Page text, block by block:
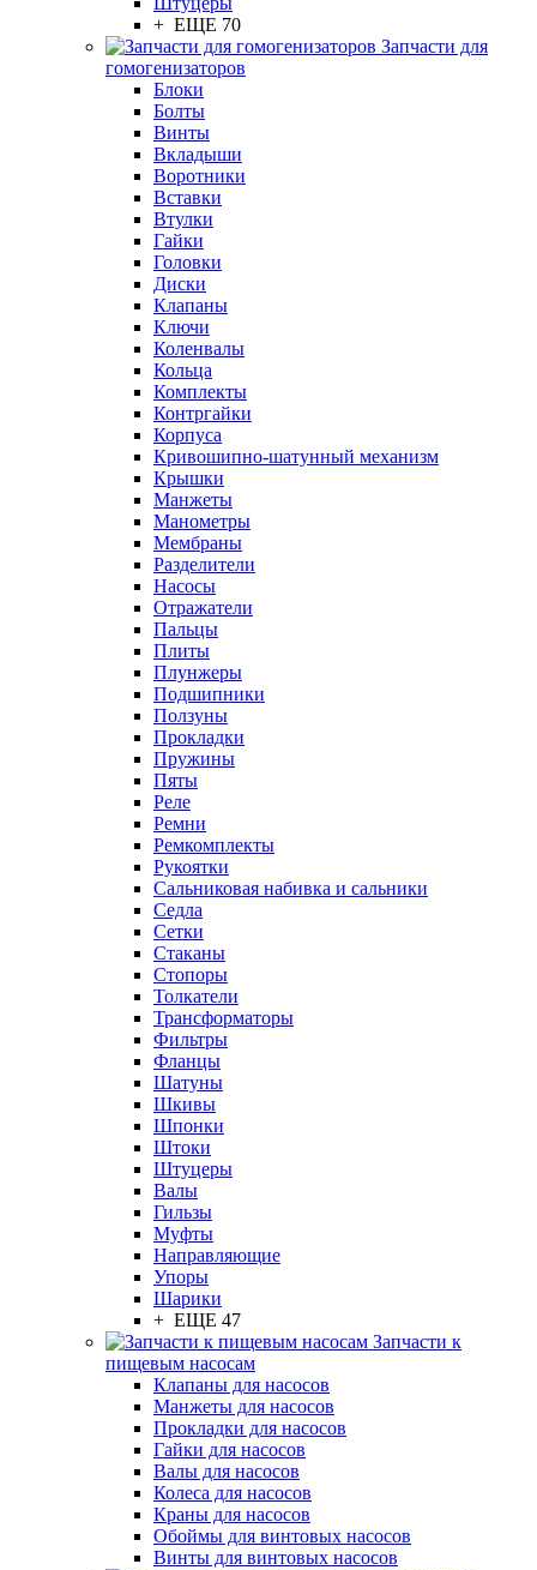
+ ЕЩЕ 70
Запчасти для
гомогенизаторов
Блоки
Болты
Винты
Вкладыши
Воротники
Вставки
Втулки
Гайки
Головки
Диски
Клапаны
Ключи
Коленвалы
Кольца
Комплекты
Контргайки
Корпуса
Кривошипно-шатунный механизм
Крышки
Манжеты
Манометры
Мембраны
Разделители
Насосы
Отражатели
Пальцы
Плиты
Плунжеры
Подшипники
Ползуны
Прокладки
Пружины
Пяты
Реле
Ремни
Ремкомплекты
Рукоятки
Сальниковая набивка и сальники
Седла
Сетки
Стаканы
Стопоры
Толкатели
Трансформаторы
Фильтры
Фланцы
Шатуны
Шкивы
Шпонки
Штоки
Штуцеры
Валы
Гильзы
Муфты
Направляющие
Упоры
Шарики
+ ЕЩЕ 47
Запчасти к
пищевым насосам
Клапаны для насосов
Манжеты для насосов
Прокладки для насосов
Гайки для насосов
Валы для насосов
Колеса для насосов
Краны для насосов
Обоймы для винтовых насосов
Винты для винтовых насосов